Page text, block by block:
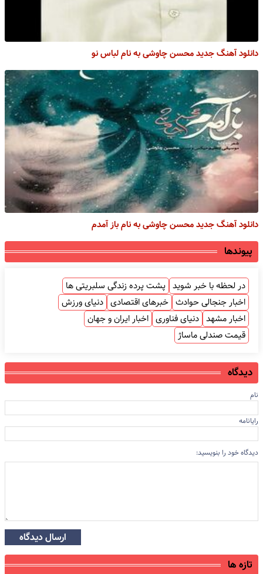
دانلود آهنگ جدید محسن چاوشی به نام لباس نو
دانلود آهنگ جدید محسن چاوشی به نام باز آمدم
پیوندها
در لحظه با خبر شوید پشت پرده زندگی سلبریتی ها
اخبار جنجالی حوادث خبرهای اقتصادی دنیای ورزش
اخبار مشهد دنیای فناوری اخبار ایران و جهان
قیمت صندلی ماساژ
دیدگاه
نام
رایانامه
دیدگاه خود را بنویسید:
ارسال دیدگاه
تازه ها